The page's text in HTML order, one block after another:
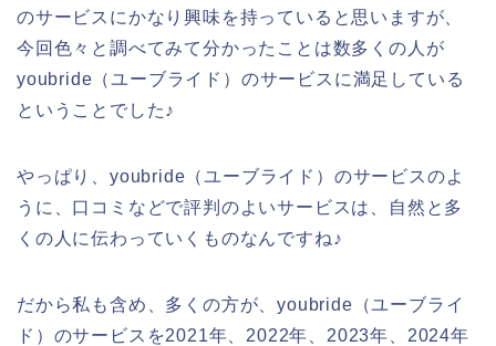
のサービスにかなり興味を持っていると思いますが、
今回色々と調べてみて分かったことは数多くの人が
youbride（ユーブライド）のサービスに満足している
ということでした♪
やっぱり、youbride（ユーブライド）のサービスのよ
うに、口コミなどで評判のよいサービスは、自然と多
くの人に伝わっていくものなんですね♪
だから私も含め、多くの方が、youbride（ユーブライ
ド）のサービスを2021年、2022年、2023年、2024年